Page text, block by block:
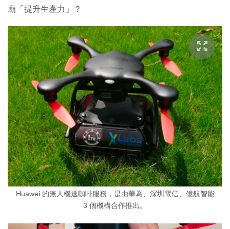
廟「提升生產力」？
Huawei 的無人機送咖啡服務，是由華為、深圳電信、億航智能
3 個機構合作推出。